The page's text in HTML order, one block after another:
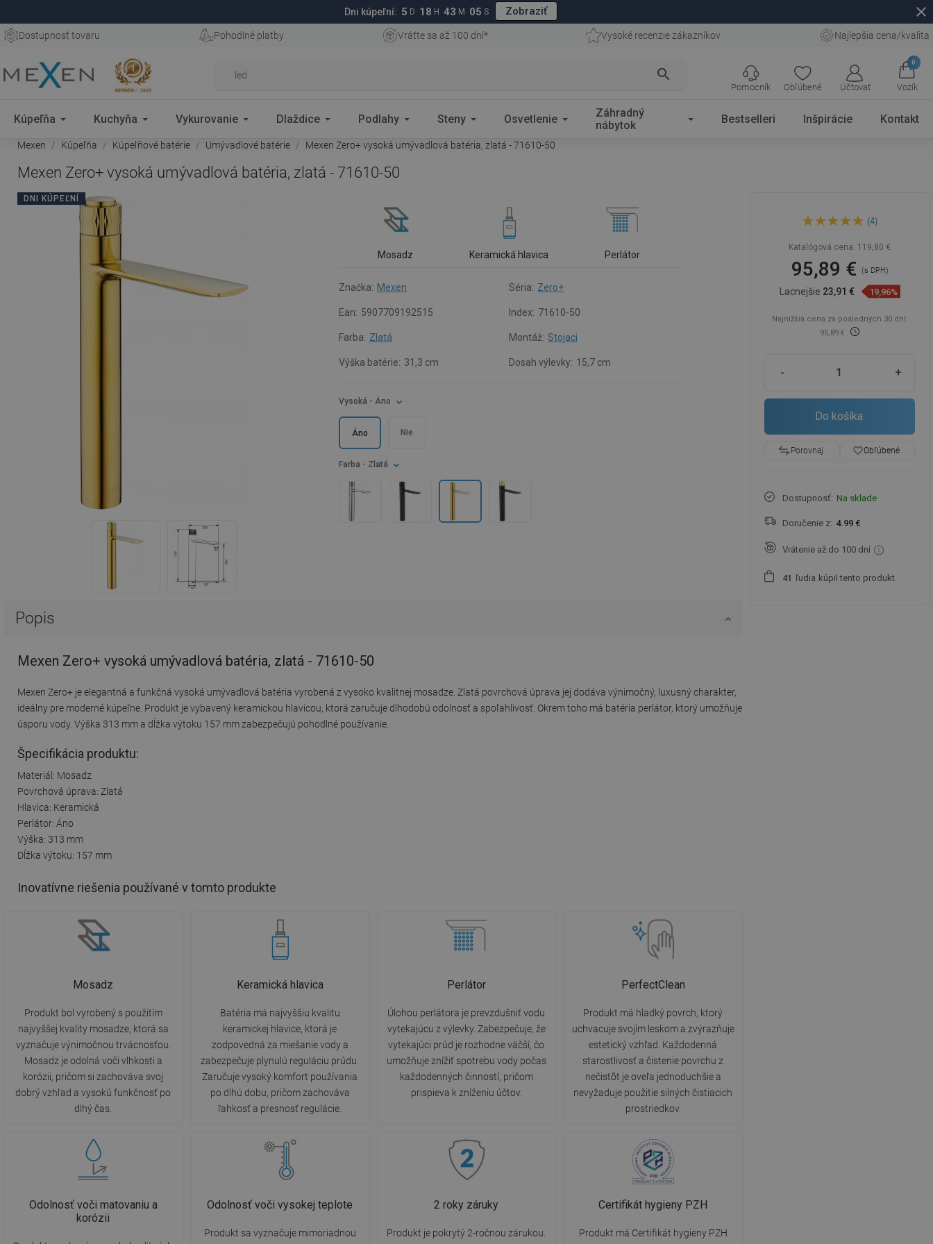
Dni kúpeľní: 5 D 18 H 43 M 04 S Zobraziť close
Dostupnosť tovaru Pohodlné platby Vráťte sa až 100 dní* Vysoké recenzie zákazníkov Najlepšia cena/kvalita
search
Obľúbené Účtovať
0
Vozík
Pomocník
Kúpeľňa Kuchyňa Vykurovanie Dlaždice Podlahy Steny Osvetlenie
Záhradný
nábytok
Bestselleri Inšpirácie Kontakt
Mexen Kúpeľňa Kúpeľňové batérie Umývadlové batérie Mexen Zero+ vysoká umývadlová batéria, zlatá - 71610-50
Mexen Zero+ vysoká umývadlová batéria, zlatá - 71610-50
DNI KÚPEĽNÍ
Mosadz Keramická hlavica Perlátor
Značka: Mexen Séria: Zero+
Ean: 5907709192515 Index: 71610-50
Farba: Zlatá Montáž: Stojaci
Výška batérie: 31,3 cm Dosah výlevky: 15,7 cm
Farba - Zlatá
Vysoká - Áno
Nie
Áno
Popis
Mexen Zero+ vysoká umývadlová batéria, zlatá - 71610-50
Mexen Zero+ je elegantná a funkčná vysoká umývadlová batéria vyrobená z vysoko kvalitnej mosadze. Zlatá povrchová úprava jej dodáva výnimočný, luxusný charakter,
ideálny pre moderné kúpeľne. Produkt je vybavený keramickou hlavicou, ktorá zaručuje dlhodobú odolnosť a spoľahlivosť. Okrem toho má batéria perlátor, ktorý umožňuje
úsporu vody. Výška 313 mm a dĺžka výtoku 157 mm zabezpečujú pohodlné používanie.
Špecifikácia produktu:
Materiál: Mosadz
Povrchová úprava: Zlatá
Hlavica: Keramická
Perlátor: Áno
Výška: 313 mm
Dĺžka výtoku: 157 mm
Inovatívne riešenia používané v tomto produkte
Mosadz
Produkt bol vyrobený s použitím
najvyššej kvality mosadze, ktorá sa
vyznačuje výnimočnou trvácnosťou.
Mosadz je odolná voči vlhkosti a
korózii, pričom si zachováva svoj
dobrý vzhľad a vysokú funkčnosť po
dlhý čas.
Keramická hlavica
Batéria má najvyššiu kvalitu
keramickej hlavice, ktorá je
zodpovedná za miešanie vody a
zabezpečuje plynulú reguláciu prúdu.
Zaručuje vysoký komfort používania
po dlhú dobu, pričom zachováva
ľahkosť a presnosť regulácie.
Perlátor
Úlohou perlátora je prevzdušniť vodu
vytekajúcu z výlevky. Zabezpečuje, že
vytekajúci prúd je rozhodne väčší, čo
umožňuje znížiť spotrebu vody počas
každodenných činností, pričom
prispieva k zníženiu účtov.
PerfectClean
Produkt má hladký povrch, ktorý
uchvacuje svojím leskom a zvýrazňuje
estetický vzhľad. Každodenná
starostlivosť a čistenie povrchu z
nečistôt je oveľa jednoduchšie a
nevyžaduje použitie silných čistiacich
prostriedkov.
Odolnosť voči matovaniu a
korózii
Odolnosť voči vysokej teplote
Produkt sa vyznačuje mimoriadnou
2 roky záruky
Produkt je pokrytý 2-ročnou zárukou.
Certifikát hygieny PZH
Produkt má Certifikát hygieny PZH
umývadlová batéria, zlatá -
(4)
Katalógová cena: 119,80 €
95,89 € (s DPH)
Lacnejšie 23,91 € 19,96%
Najnižšia cena za posledných 30 dní:
95,89 €
- +
Do košíka
Porovnaj favorite_borderObľúbené
Dostupnosť: Na sklade
Doručenie z: 4.99 €
Vrátenie až do 100 dní
41 ľudia kúpil tento produkt.